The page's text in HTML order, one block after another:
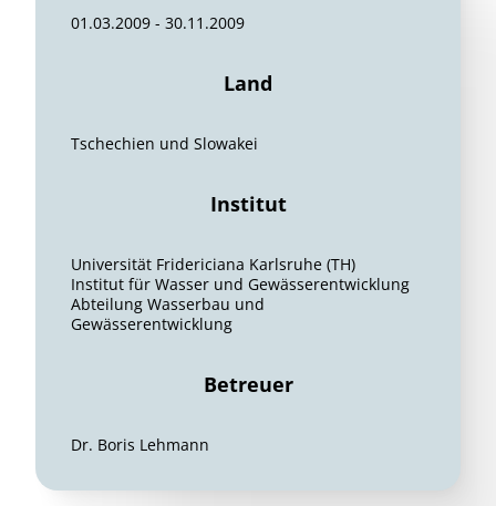
01.03.2009 - 30.11.2009
Land
Tschechien und Slowakei
Institut
Universität Fridericiana Karlsruhe (TH)
Institut für Wasser und Gewässerentwicklung
Abteilung Wasserbau und
Gewässerentwicklung
Betreuer
Dr. Boris Lehmann